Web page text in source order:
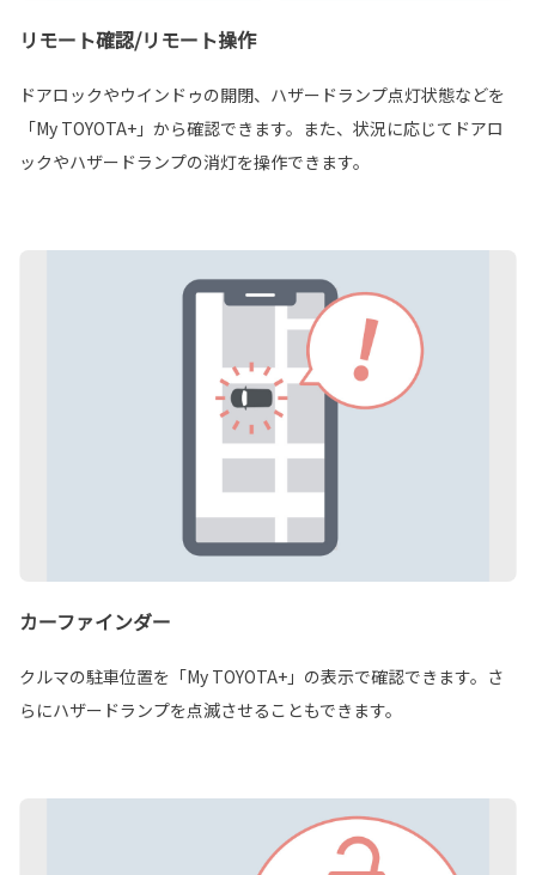
リモート確認/リモート操作
ドアロックやウインドゥの開閉、ハザードランプ点灯状態などを
「My TOYOTA+」から確認できます。また、状況に応じてドアロ
ックやハザードランプの消灯を操作できます。
カーファインダー
クルマの駐車位置を「My TOYOTA+」の表示で確認できます。さ
らにハザードランプを点滅させることもできます。